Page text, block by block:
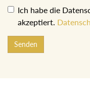
Ich habe die
akzeptiert.
Senden